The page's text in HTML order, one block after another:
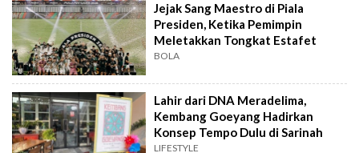
Jejak Sang Maestro di Piala
Presiden, Ketika Pemimpin
Meletakkan Tongkat Estafet
BOLA
Lahir dari DNA Meradelima,
Kembang Goeyang Hadirkan
Konsep Tempo Dulu di Sarinah
LIFESTYLE